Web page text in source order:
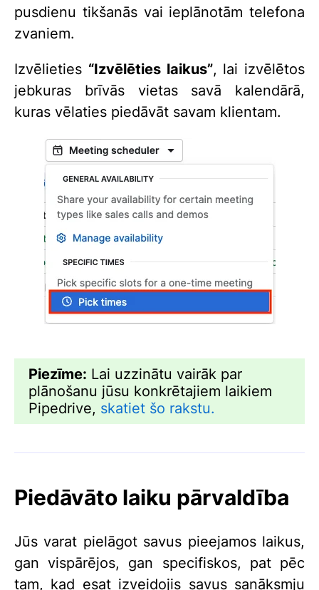
pusdienu tikšanās vai ieplānotām telefona
zvaniem.
Izvēlieties “Izvēlēties laikus”, lai izvēlētos
jebkuras brīvās vietas savā kalendārā,
kuras vēlaties piedāvāt savam klientam.
Piezīme: Lai uzzinātu vairāk par
plānošanu jūsu konkrētajiem laikiem
Pipedrive, skatiet šo rakstu.
Piedāvāto laiku pārvaldība
Jūs varat pielāgot savus pieejamos laikus,
gan vispārējos, gan specifiskos, pat pēc
tam, kad esat izveidojis savus sanāksmju